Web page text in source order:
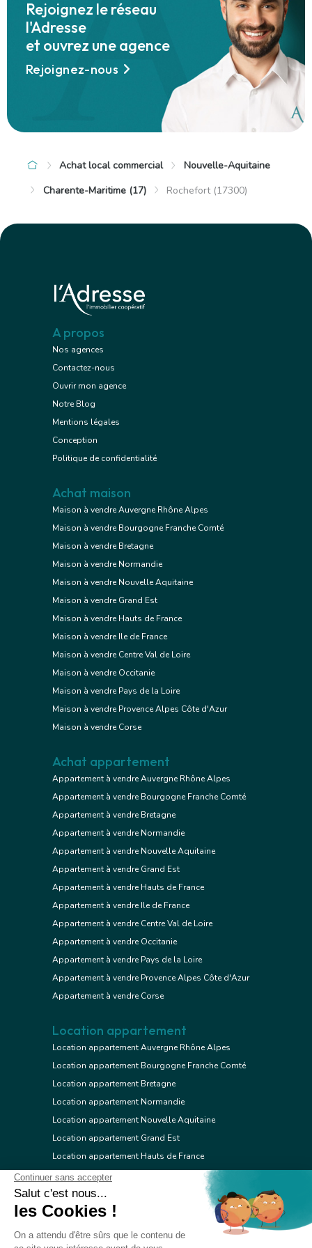
Rejoignez le réseau
l'Adresse
et ouvrez une agence
Rejoignez-nous
Achat local commercial
Nouvelle-Aquitaine
Charente-Maritime (17)
Rochefort (17300)
A propos
Nos agences
Contactez-nous
Ouvrir mon agence
Notre Blog
Mentions légales
Conception
Politique de confidentialité
Achat maison
Maison à vendre Auvergne Rhône Alpes
Maison à vendre Bourgogne Franche Comté
Maison à vendre Bretagne
Maison à vendre Normandie
Maison à vendre Nouvelle Aquitaine
Maison à vendre Grand Est
Maison à vendre Hauts de France
Maison à vendre Ile de France
Maison à vendre Centre Val de Loire
Maison à vendre Occitanie
Maison à vendre Pays de la Loire
Maison à vendre Provence Alpes Côte d'Azur
Maison à vendre Corse
Achat appartement
Appartement à vendre Auvergne Rhône Alpes
Appartement à vendre Bourgogne Franche Comté
Appartement à vendre Bretagne
Appartement à vendre Normandie
Appartement à vendre Nouvelle Aquitaine
Appartement à vendre Grand Est
Appartement à vendre Hauts de France
Appartement à vendre Ile de France
Appartement à vendre Centre Val de Loire
Appartement à vendre Occitanie
Appartement à vendre Pays de la Loire
Appartement à vendre Provence Alpes Côte d'Azur
Appartement à vendre Corse
Location appartement
Location appartement Auvergne Rhône Alpes
Location appartement Bourgogne Franche Comté
Location appartement Bretagne
Location appartement Normandie
Location appartement Nouvelle Aquitaine
Location appartement Grand Est
Location appartement Hauts de France
Location appartement Ile de France
Location appartement Centre Val de Loire
Location appartement Occitanie
Location appartement Pays de la Loire